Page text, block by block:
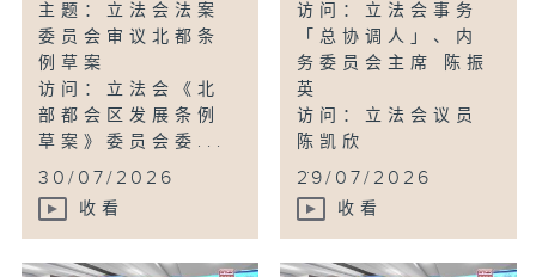
主题：立法会法案
委员会审议北都条
例草案
访问：立法会《北
部都会区发展条例
草案》委员会委...
30/07/2026
收看
访问：立法会事务
「总协调人」、内
务委员会主席 陈振
英
访问：立法会议员
陈凯欣
...
29/07/2026
收看